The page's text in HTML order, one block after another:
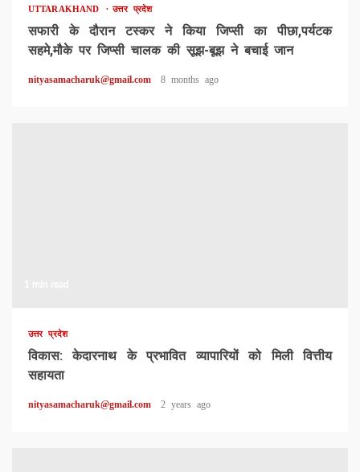
UTTARAKHAND उत्तर प्रदेश
सफारी के दौरान टस्कर ने किया जिप्सी का पीछा,पर्यटक
सहमे,मौके पर जिप्सी चालक की सूझ-बूझ ने बचाई जान
nityasamacharuk@gmail.com 8 months ago
उत्तर प्रदेश
विकास: केदारनाथ के प्रभावित व्यापारियों को मिली वित्तीय
सहायता
nityasamacharuk@gmail.com 2 years ago